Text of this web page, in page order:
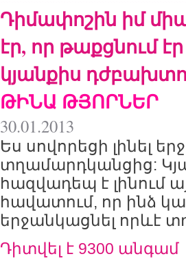
Դիմափոշին իմ
էր, որ թաքցնում
կյանքիս
ԹԻՆԱ ԹՅՈՐՆԵՐ
30.01.2013
Ես սովորեցի լինել
տղամարդկանցից:
հազվադեպ է լինում
հավատում, որ ինձ
երջանկացնել որևէ
Դիտվել է 9300 անգամ